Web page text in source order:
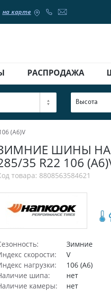
на карте
РАСПРОДАЖА
Высота
(A6)V
ШИНЫ
35 R22 106
товара: 8808563584621
Зимние
скорости:
V
нагрузки:
106 (A6)
шипа:
нет
камеры:
нет